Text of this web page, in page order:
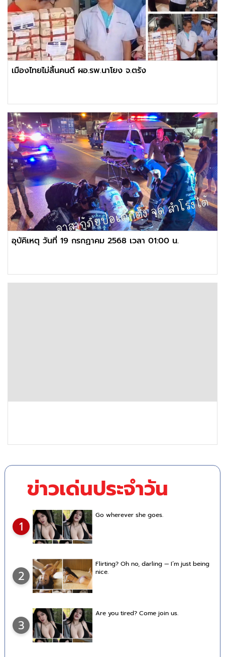
เมืองไทยไม่สิ้นคนดี ผอ.รพ.นาโยง จ.ตรัง
อุบัคิเหตุ วันที่ 19 กรกฏาคม 2568 เวลา 01:00 น.
ข่าวเด่นประจำวัน
1
Go wherever she goes.
2
Flirting? Oh no, darling — I’m just being
nice.
3
Are you tired? Come join us.